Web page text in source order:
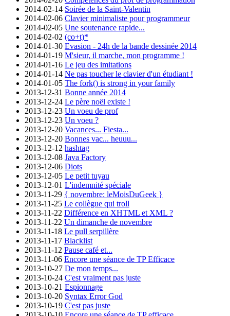
2014-02-14 Soirée de la Saint-Valentin
2014-02-06 Clavier minimaliste pour programmeur
2014-02-05 Une soutenance rapide...
2014-02-02 (co+t)*
2014-01-30 Evasion - 24h de la bande dessinée 2014
2014-01-19 M'sieur, il marche, mon programme !
2014-01-16 Le jeu des imitations
2014-01-14 Ne pas toucher le clavier d'un étudiant !
2014-01-05 The fork() is strong in your family
2013-12-31 Bonne année 2014
2013-12-24 Le père noël existe !
2013-12-23 Un voeu de prof
2013-12-23 Un voeu ?
2013-12-20 Vacances... Fiesta...
2013-12-20 Bonnes vac... heuuu...
2013-12-12 hashtag
2013-12-08 Java Factory
2013-12-06 Diots
2013-12-05 Le petit tuyau
2013-12-01 L'indemnité spéciale
2013-11-29 { novembre: leMoisDuGeek }
2013-11-25 Le collègue qui troll
2013-11-22 Différence en XHTML et XML ?
2013-11-22 Un dimanche de novembre
2013-11-18 Le pull serpillère
2013-11-17 Blacklist
2013-11-12 Pause café et...
2013-11-06 Encore une séance de TP Efficace
2013-10-27 De mon temps...
2013-10-24 C'est vraiment pas juste
2013-10-21 Espionnage
2013-10-20 Syntax Error God
2013-10-19 C'est pas juste